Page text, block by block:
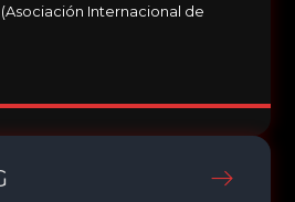
Internacional de